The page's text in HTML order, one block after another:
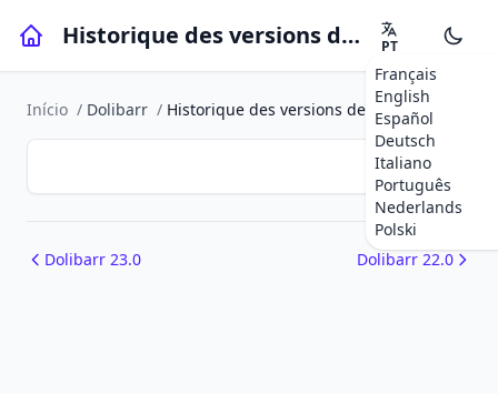
Historique des versions de Dolibarr PT
Français
English
Español
Deutsch
Italiano
Português
Nederlands
Polski
Início / Dolibarr / Historique des versions de Dolibarr
Dolibarr 23.0 Dolibarr 22.0